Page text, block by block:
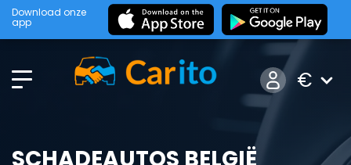
Download onze
app
€